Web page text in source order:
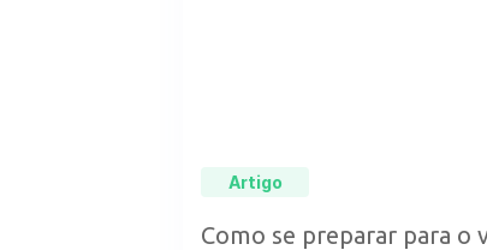
Artigo
Como se preparar para o